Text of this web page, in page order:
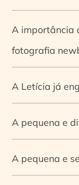
A importância
fotografia
A Letícia já
A pequena e
A pequena e